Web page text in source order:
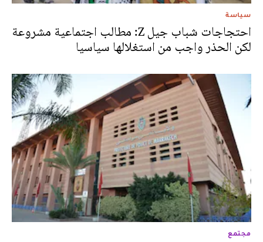
سياسة
احتجاجات شباب جيل Z: مطالب اجتماعية مشروعة
لكن الحذر واجب من استغلالها سياسيا
مجتمع